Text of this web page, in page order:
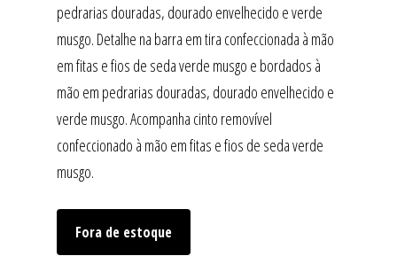
pedrarias douradas, dourado envelhecido e verde
musgo. Detalhe na barra em tira confeccionada à mão
em fitas e fios de seda verde musgo e bordados à
mão em pedrarias douradas, dourado envelhecido e
verde musgo. Acompanha cinto removível
confeccionado à mão em fitas e fios de seda verde
musgo.
Fora de estoque